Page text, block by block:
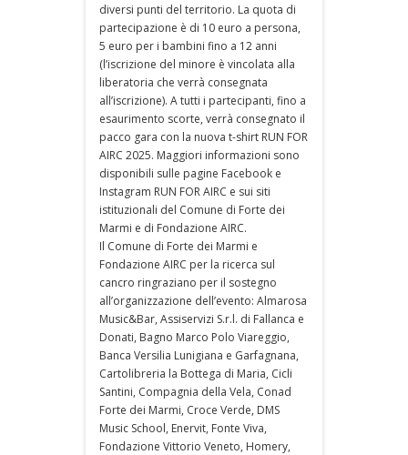
diversi punti del territorio. La quota di
partecipazione è di 10 euro a persona,
5 euro per i bambini fino a 12 anni
(l’iscrizione del minore è vincolata alla
liberatoria che verrà consegnata
all’iscrizione). A tutti i partecipanti, fino a
esaurimento scorte, verrà consegnato il
pacco gara con la nuova t-shirt RUN FOR
AIRC 2025. Maggiori informazioni sono
disponibili sulle pagine Facebook e
Instagram RUN FOR AIRC e sui siti
istituzionali del Comune di Forte dei
Marmi e di Fondazione AIRC.
Il Comune di Forte dei Marmi e
Fondazione AIRC per la ricerca sul
cancro ringraziano per il sostegno
all’organizzazione dell’evento: Almarosa
Music&Bar, Assiservizi S.r.l. di Fallanca e
Donati, Bagno Marco Polo Viareggio,
Banca Versilia Lunigiana e Garfagnana,
Cartolibreria la Bottega di Maria, Cicli
Santini, Compagnia della Vela, Conad
Forte dei Marmi, Croce Verde, DMS
Music School, Enervit, Fonte Viva,
Fondazione Vittorio Veneto, Homery,